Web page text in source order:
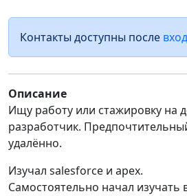
Контакты доступны после
Описание
Ищу работу или стажировку на
разработчик.
удалённо.
Изучал salesforce и apex.
Самостоятельно начал изучать